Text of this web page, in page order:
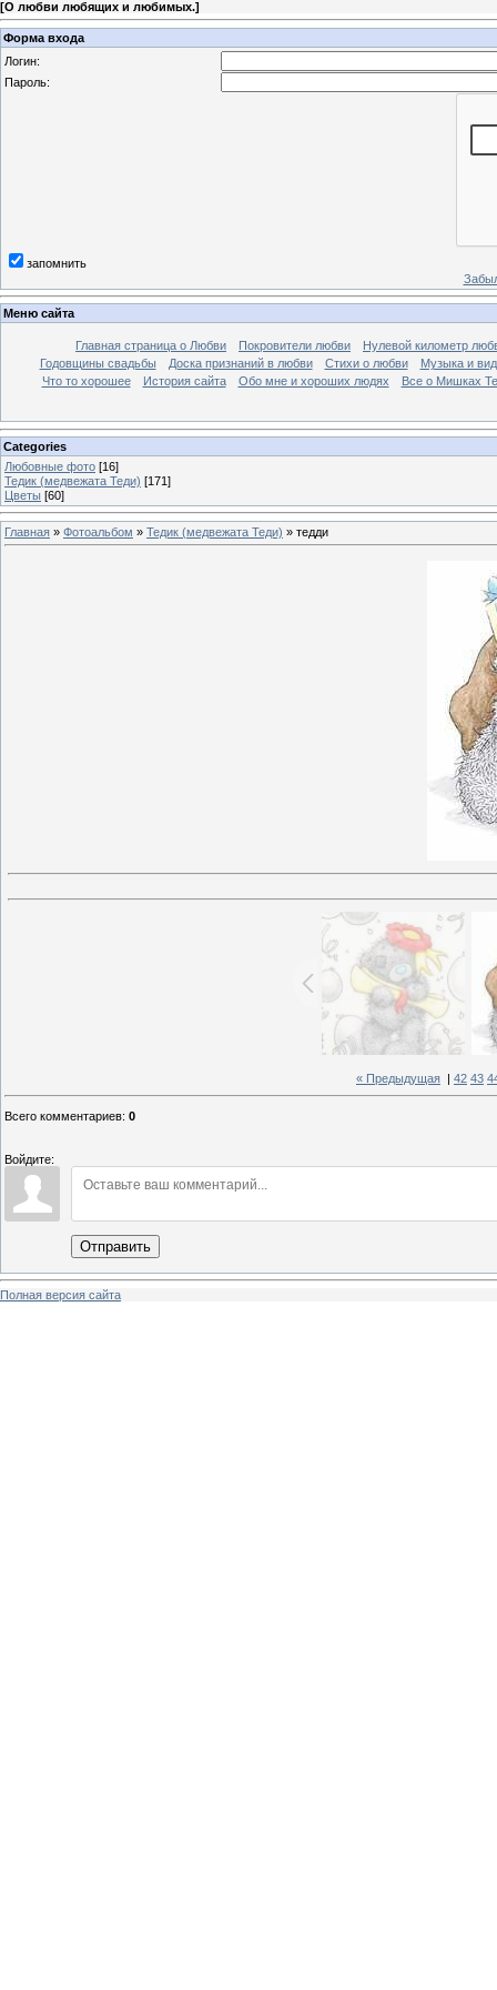
[О любви любящих и любимых.]
Форма входа
Логин:
Пароль:
запомнить
Меню сайта
Главная страница о Любви Покровители любви
Нулевой километр
Годовщины свадьбы
Доска признаний в любви Стихи о любви
Музыка и
Что то хорошее
История сайта Обо мне и хороших людях Все о Мишках
Categories
Любовные фото [16]
Тедик (медвежата Теди) [171]
Цветы [60]
Главная » Фотоальбом » Тедик (медвежата Теди) » тедди
« Предыдущая 42 43
Всего комментариев: 0
Войдите:
Отправить
Полная версия сайта